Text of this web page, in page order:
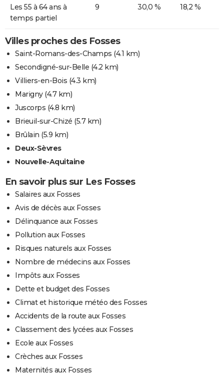
Les 55 à 64 ans à
temps partiel
9 30,0 % 18,2 %
Villes proches des Fosses
Saint-Romans-des-Champs (4.1 km)
Secondigné-sur-Belle (4.2 km)
Villiers-en-Bois (4.3 km)
Marigny(4.7 km)
Juscorps (4.8 km)
Brieuil-sur-Chizé (5.7 km)
Brûlain (5.9 km)
Deux-Sèvres
Nouvelle-Aquitaine
En savoir plus sur Les Fosses
Salaires aux Fosses
Avis de décès aux Fosses
Délinquance aux Fosses
Pollution aux Fosses
Risques naturels aux Fosses
Nombre de médecins aux Fosses
Impôts aux Fosses
Dette et budget des Fosses
Climat et historique météo des Fosses
Accidents de la route aux Fosses
Classement des lycées aux Fosses
Ecole aux Fosses
Crèches aux Fosses
Maternités aux Fosses